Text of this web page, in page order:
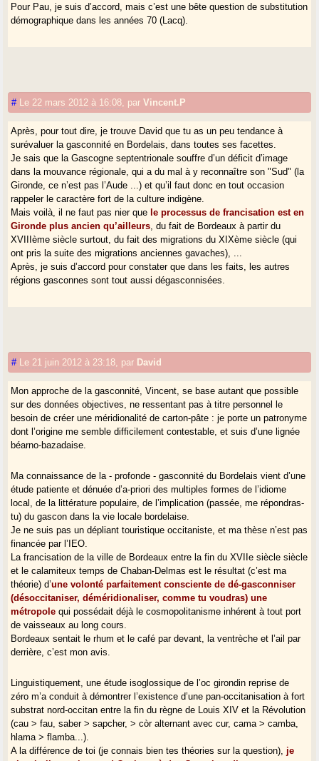
Pour Pau, je suis d’accord, mais c’est une bête question de substitution
démographique dans les années 70 (Lacq).
# Le 22 mars 2012 à 16:08 parVincent.P
Après, pour tout dire, je trouve David que tu as un peu tendance à
surévaluer la gasconnité en Bordelais, dans toutes ses facettes.
Je sais que la Gascogne septentrionale souffre d’un déficit d’image
dans la mouvance régionale, qui a du mal à y reconnaître son "Sud" (la
Gironde, ce n’est pas l’Aude ...) et qu’il faut donc en tout occasion
rappeler le caractère fort de la culture indigène.
Mais voilà, il ne faut pas nier que le processus de francisation est en
Gironde plus ancien qu’ailleurs , du fait de Bordeaux à partir du
XVIIIème siècle surtout, du fait des migrations du XIXème siècle (qui
ont pris la suite des migrations anciennes gavaches), ...
Après, je suis d’accord pour constater que dans les faits, les autres
régions gasconnes sont tout aussi dégasconnisées.
# Le 21 juin 2012 à 23:18 par David
Mon approche de la gasconnité, Vincent, se base autant que possible
sur des données objectives, ne ressentant pas à titre personnel le
besoin de créer une méridionalité de carton-pâte : je porte un patronyme
dont l’origine me semble difficilement contestable, et suis d’une lignée
béarno-bazadaise.
Ma connaissance de la - profonde - gasconnité du Bordelais vient d’une
étude patiente et dénuée d’a-priori des multiples formes de l’idiome
local, de la littérature populaire, de l’implication (passée, me répondras-
tu) du gascon dans la vie locale bordelaise.
Je ne suis pas un dépliant touristique occitaniste, et ma thèse n’est pas
financée par l’IEO.
La francisation de la ville de Bordeaux entre la fin du XVIIe siècle siècle
et le calamiteux temps de Chaban-Delmas est le résultat (c’est ma
théorie) d’une volonté parfaitement consciente de dé-gasconniser
(désoccitaniser, déméridionaliser, comme tu voudras) une
métropole qui possédait déjà le cosmopolitanisme inhérent à tout port
de vaisseaux au long cours.
Bordeaux sentait le rhum et le café par devant, la ventrèche et l’ail par
derrière, c’est mon avis.
Linguistiquement, une étude isoglossique de l’oc girondin reprise de
zéro m’a conduit à démontrer l’existence d’une pan-occitanisation à fort
substrat nord-occitan entre la fin du règne de Louis XIV et la Révolution
(cau > fau, saber > sapcher, > còr alternant avec cur, cama > camba,
hlama > flamba...).
A la différence de toi (je connais bien tes théories sur la question), je